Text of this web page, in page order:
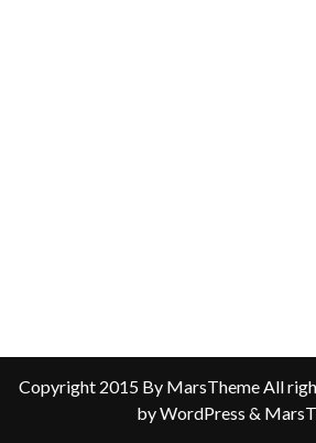
Copyright 2015 By MarsTheme All
by WordPress &